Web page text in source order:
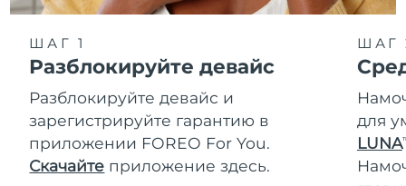
ШАГ 1
Разблокируйте девайс
Разблокируйте девайс и
зарегистрируйте гарантию в
приложении FOREO For You.
Скачайте приложение здесь.
ШАГ
для
LUNA